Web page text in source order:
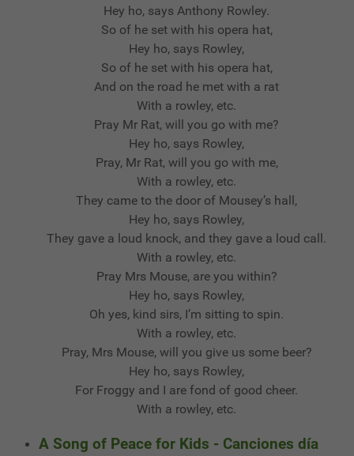
Hey ho, says Anthony Rowley.
So of he set with his opera hat,
Hey ho, says Rowley,
So of he set with his opera hat,
And on the road he met with a rat
With a rowley, etc.
Pray Mr Rat, will you go with me?
Hey ho, says Rowley,
Pray, Mr Rat, will you go with me,
With a rowley, etc.
They came to the door of Mousey’s hall,
Hey ho, says Rowley,
They gave a loud knock, and they gave a loud call.
With a rowley, etc.
Pray Mrs Mouse, are you within?
Hey ho, says Rowley,
Oh yes, kind sirs, I’m sitting to spin.
With a rowley, etc.
Pray, Mrs Mouse, will you give us some beer?
Hey ho, says Rowley,
For Froggy and I are fond of good cheer.
With a rowley, etc.
A Song of Peace for Kids - Canciones día